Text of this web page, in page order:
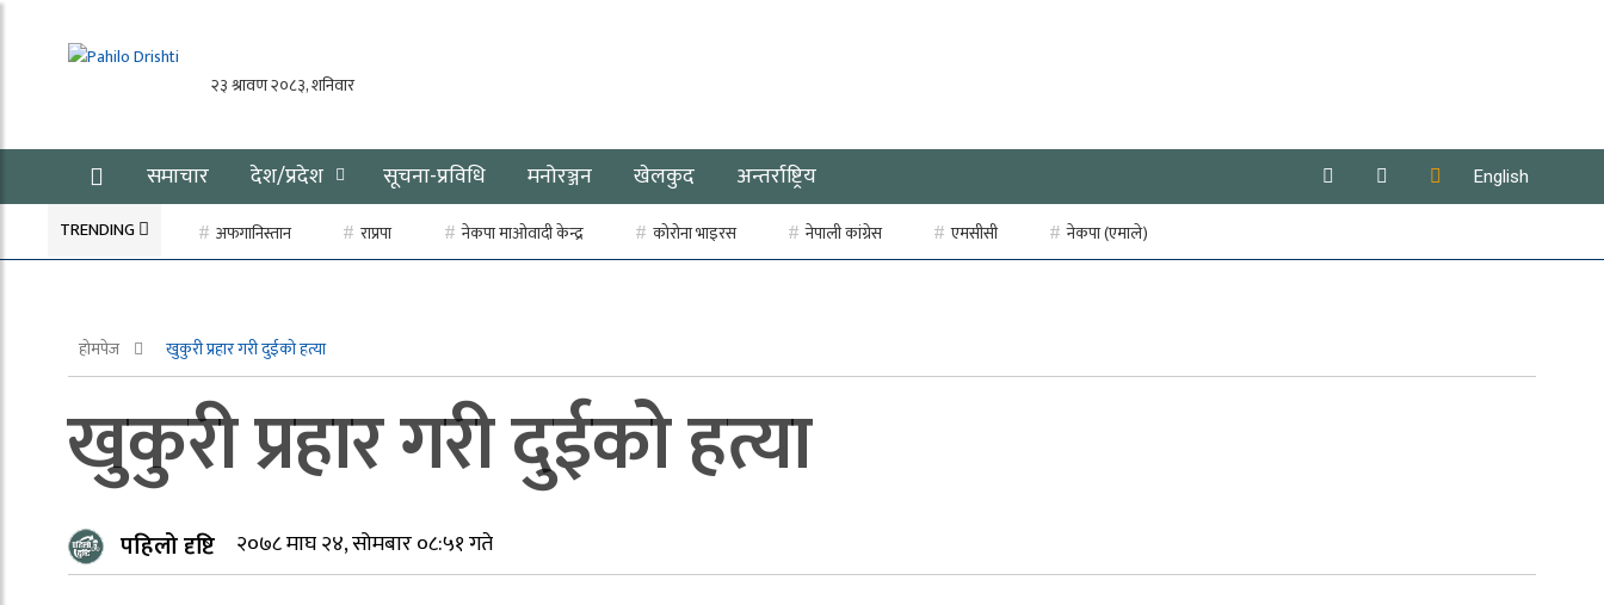
समाचार देश/प्रदेश सूचना-प्रविधि मनोरञ्जन खेलकुद अन्तर्राष्ट्रिय English
TRENDING अफगानिस्तान राप्रपा नेकपा माओवादी केन्द्र कोरोना भाइरस नेपाली कांग्रेस एमसीसी नेकपा (एमाले)
होमपेज खुकुरी प्रहार गरी दुईको हत्या
खुकुरी प्रहार गरी दुईको हत्या
पहिलो दृष्टि २०७८ माघ २४, सोमबार ०८:५१ गते